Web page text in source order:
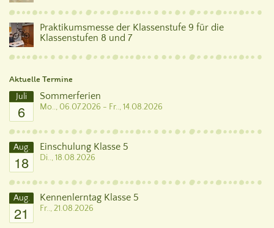
Praktikumsmesse der Klassenstufe 9 für die
Klassenstufen 8 und 7
Aktuelle Termine
Juli
6
Sommerferien
Mo.., 06.07.2026 - Fr.., 14.08.2026
Aug.
18
Einschulung Klasse 5
Di.., 18.08.2026
Aug.
21
Kennenlerntag Klasse 5
Fr.., 21.08.2026